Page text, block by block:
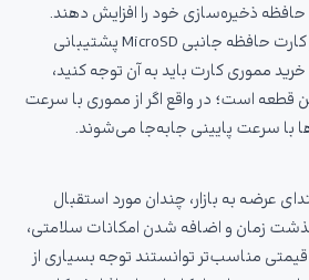
ذخیره‌سازی خود را افزایش دهند.
اغلب گوشی‌های موبایل از کارت حافظه جانبی MicroSD پشتیبانی
مموری کارت باید به آن توجه کنید،
است؛ در واقع اگر از مموری با سرعت
با سرعت پایینی جابه‌جا می‌شوند.
عرضه به بازار، چندان مورد استقبال
با گذشت زمان و اضافه شدن امکانات سلامتی،
مناسب‌تر توانستند توجه بسیاری از